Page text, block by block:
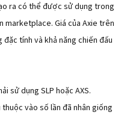
ra có thể được sử dụng trong
marketplace. Giá của Axie trên
tính và khả năng chiến đấu
sử dụng SLP hoặc AXS.
vào số lần đã nhân giống